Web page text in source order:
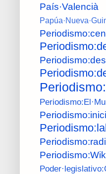
País·Valencià